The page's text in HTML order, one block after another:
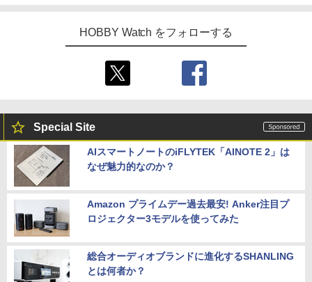
HOBBY Watch をフォローする
Special Site
AIスマートノートのiFLYTEK「AINOTE 2」は
なぜ魅力的なのか？
Amazon プライムデー過去最安! Anker注目プ
ロジェクター3モデルを使ってみた
総合オーディオブランドに進化するSHANLING
とは何者か？